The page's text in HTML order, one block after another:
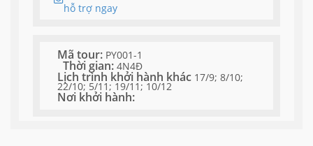
hỗ trợ ngay
Mã tour: PY001-1
Thời gian: 4N4Đ
Lịch trình khởi hành khác 17/9; 8/10;
22/10; 5/11; 19/11; 10/12
Nơi khởi hành: